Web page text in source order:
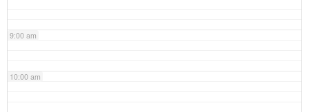
9:00 am
10:00 am